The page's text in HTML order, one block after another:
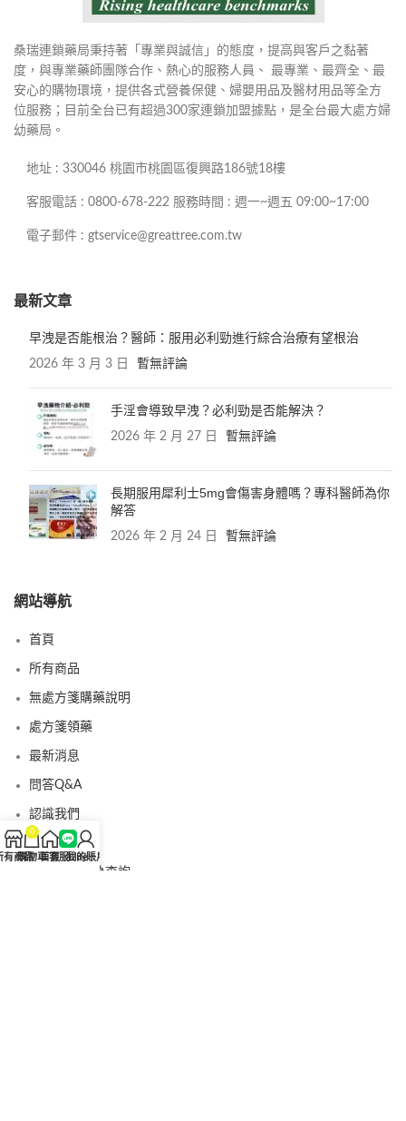
桑瑞連鎖藥局秉持著「專業與誠信」的態度，提高與客戶之黏著
度，與專業藥師團隊合作、熱心的服務人員、 最專業、最齊全、最
安心的購物環境，提供各式營養保健、婦嬰用品及醫材用品等全方
位服務；目前全台已有超過300家連鎖加盟據點，是全台最大處方婦
幼藥局。
地址 : 330046 桃園市桃園區復興路186號18樓
客服電話 : 0800-678-222 服務時間 : 週一~週五 09:00~17:00
電子郵件 : gtservice@greattree.com.tw
最新文章
早洩是否能根治？醫師：服用必利勁進行綜合治療有望根治
2026 年 3 月 3 日 暫無評論
手淫會導致早洩？必利勁是否能解決？
2026 年 2 月 27 日 暫無評論
長期服用犀利士5mg會傷害身體嗎？專科醫師為你
解答
2026 年 2 月 24 日 暫無評論
網站導航
首頁
所有商品
無處方箋購藥說明
處方箋領藥
最新消息
問答Q&A
認識我們
聯絡我們
美國黑金真偽查詢
有商品
0
購物車首頁客服Line
我的賬戶